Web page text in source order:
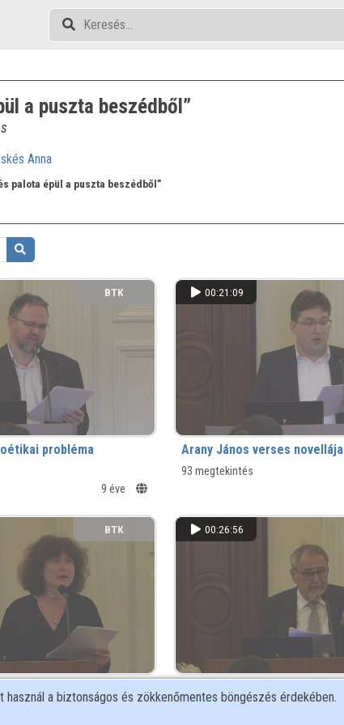
a puszta beszédből”
Anna
palota épül a puszta beszédből”
BTK
probléma
9 éve
00:21:09
Arany János verses novellája
93 megtekintés
BTK 00:26:56
a biztonságos és zökkenőmentes böngészés érdekében.